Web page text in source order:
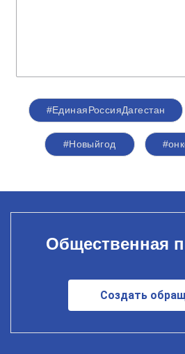
#ЕдинаяРоссияДагестан
#Новыйгод
Общественная
Создать